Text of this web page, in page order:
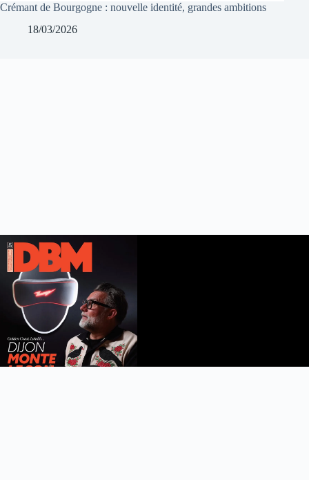
Crémant de Bourgogne : nouvelle identité, grandes ambitions
18/03/2026